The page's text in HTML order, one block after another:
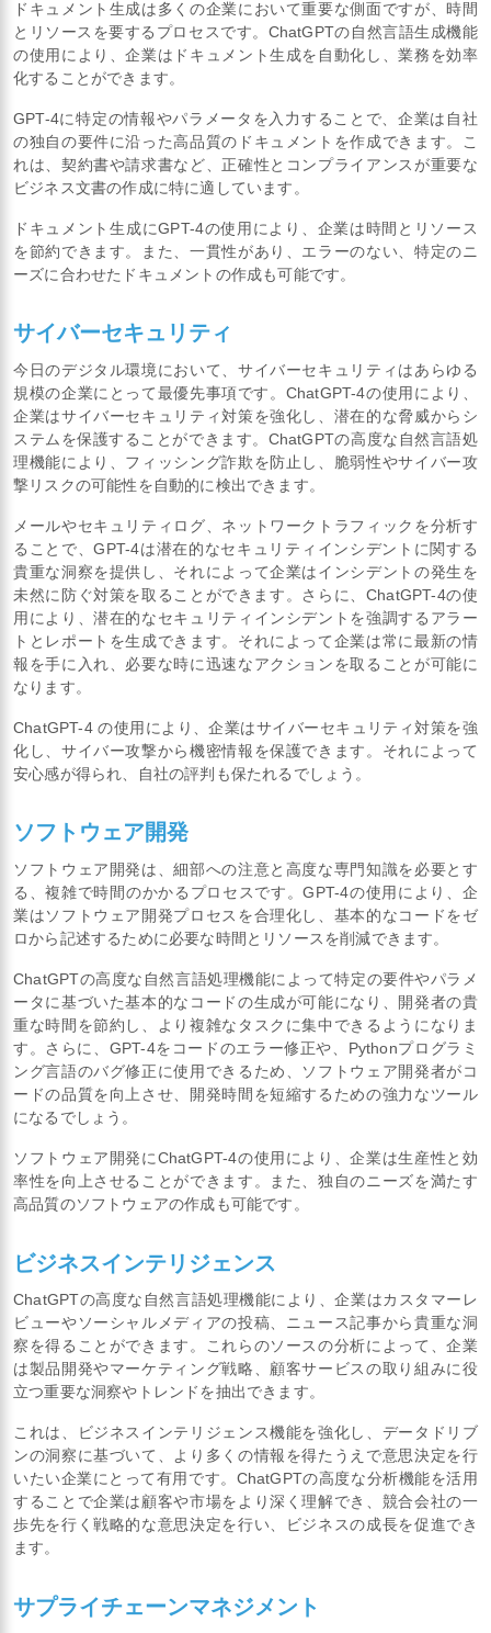
ドキュメント生成は多くの企業において重要な側面ですが、時間
とリソースを要するプロセスです。ChatGPTの自然言語生成機能
の使用により、企業はドキュメント生成を自動化し、業務を効率
化することができます。
GPT-4に特定の情報やパラメータを入力することで、企業は自社
の独自の要件に沿った高品質のドキュメントを作成できます。こ
れは、契約書や請求書など、正確性とコンプライアンスが重要な
ビジネス文書の作成に特に適しています。
ドキュメント生成にGPT-4の使用により、企業は時間とリソース
を節約できます。また、一貫性があり、エラーのない、特定のニ
ーズに合わせたドキュメントの作成も可能です。
サイバーセキュリティ
今日のデジタル環境において、サイバーセキュリティはあらゆる
規模の企業にとって最優先事項です。ChatGPT-4の使用により、
企業はサイバーセキュリティ対策を強化し、潜在的な脅威からシ
ステムを保護することができます。ChatGPTの高度な自然言語処
理機能により、フィッシング詐欺を防止し、脆弱性やサイバー攻
撃リスクの可能性を自動的に検出できます。
メールやセキュリティログ、ネットワークトラフィックを分析す
ることで、GPT-4は潜在的なセキュリティインシデントに関する
貴重な洞察を提供し、それによって企業はインシデントの発生を
未然に防ぐ対策を取ることができます。さらに、ChatGPT-4の使
用により、潜在的なセキュリティインシデントを強調するアラー
トとレポートを生成できます。それによって企業は常に最新の情
報を手に入れ、必要な時に迅速なアクションを取ることが可能に
なります。
ChatGPT-4 の使用により、企業はサイバーセキュリティ対策を強
化し、サイバー攻撃から機密情報を保護できます。それによって
安心感が得られ、自社の評判も保たれるでしょう。
ソフトウェア開発
ソフトウェア開発は、細部への注意と高度な専門知識を必要とす
る、複雑で時間のかかるプロセスです。GPT-4の使用により、企
業はソフトウェア開発プロセスを合理化し、基本的なコードをゼ
ロから記述するために必要な時間とリソースを削減できます。
ChatGPTの高度な自然言語処理機能によって特定の要件やパラメ
ータに基づいた基本的なコードの生成が可能になり、開発者の貴
重な時間を節約し、より複雑なタスクに集中できるようになりま
す。さらに、GPT-4をコードのエラー修正や、Pythonプログラミ
ング言語のバグ修正に使用できるため、ソフトウェア開発者がコ
ードの品質を向上させ、開発時間を短縮するための強力なツール
になるでしょう。
ソフトウェア開発にChatGPT-4の使用により、企業は生産性と効
率性を向上させることができます。また、独自のニーズを満たす
高品質のソフトウェアの作成も可能です。
ビジネスインテリジェンス
ChatGPTの高度な自然言語処理機能により、企業はカスタマーレ
ビューやソーシャルメディアの投稿、ニュース記事から貴重な洞
察を得ることができます。これらのソースの分析によって、企業
は製品開発やマーケティング戦略、顧客サービスの取り組みに役
立つ重要な洞察やトレンドを抽出できます。
これは、ビジネスインテリジェンス機能を強化し、データドリブ
ンの洞察に基づいて、より多くの情報を得たうえで意思決定を行
いたい企業にとって有用です。ChatGPTの高度な分析機能を活用
することで企業は顧客や市場をより深く理解でき、競合会社の一
歩先を行く戦略的な意思決定を行い、ビジネスの成長を促進でき
ます。
サプライチェーンマネジメント